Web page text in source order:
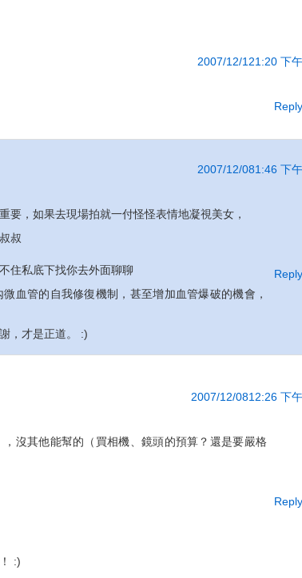
2007/12/121:20 下午
Reply
2007/12/081:46 下午
要，如果去現場拍就一付怪怪表情地凝視美女，
叔
住私底下找你去外面聊聊
血管的自我修復機制，甚至增加血管爆破的機會，
，才是正道。 :)
Reply
2007/12/0812:26 下午
沒其他能幫的（買相機、鏡頭的預算？還是要嚴格
:)
Reply